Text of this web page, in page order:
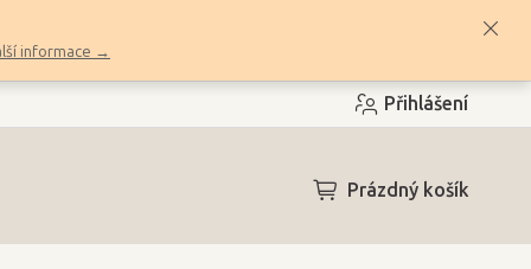
informace →
Přihlášení
NÁKUPNÍ
Prázdný košík